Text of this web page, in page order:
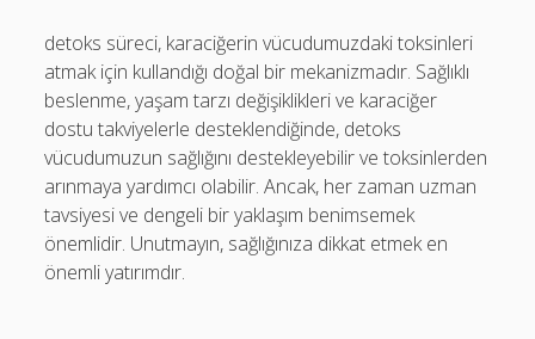
detoks süreci, karaciğerin vücudumuzdaki toksinleri
atmak için kullandığı doğal bir mekanizmadır. Sağlıklı
beslenme, yaşam tarzı değişiklikleri ve karaciğer
dostu takviyelerle desteklendiğinde, detoks
vücudumuzun sağlığını destekleyebilir ve toksinlerden
arınmaya yardımcı olabilir. Ancak, her zaman uzman
tavsiyesi ve dengeli bir yaklaşım benimsemek
önemlidir. Unutmayın, sağlığınıza dikkat etmek en
önemli yatırımdır.